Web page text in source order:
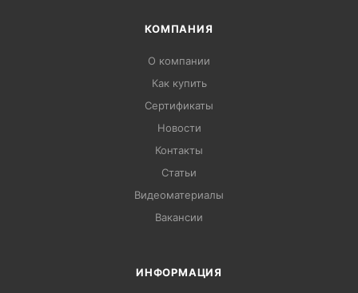
КОМПАНИЯ
О компании
Как купить
Сертификаты
Новости
Контакты
Статьи
Видеоматериалы
Вакансии
ИНФОРМАЦИЯ